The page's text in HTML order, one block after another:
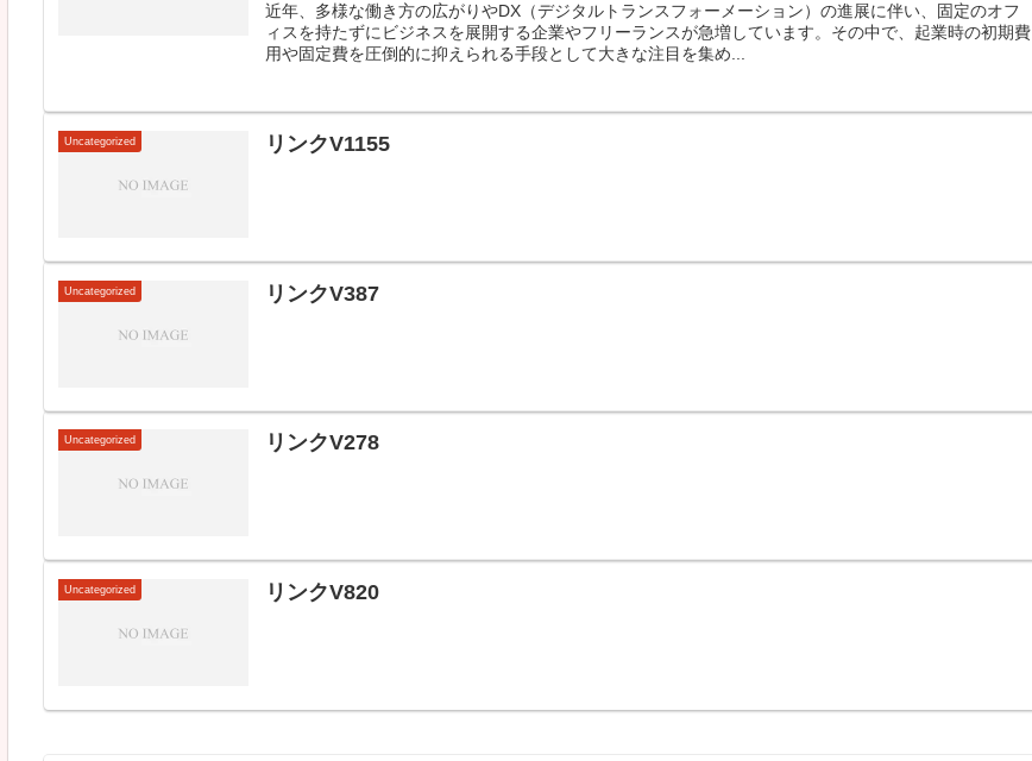
近年、多様な働き方の広がりやDX（デジタルトランスフォーメーション）の進展に伴い、固定のオフ
ィスを持たずにビジネスを展開する企業やフリーランスが急増しています。その中で、起業時の初期費
用や固定費を圧倒的に抑えられる手段として大きな注目を集め...
Uncategorized リンクV1155
Uncategorized リンクV387
Uncategorized リンクV278
Uncategorized リンクV820